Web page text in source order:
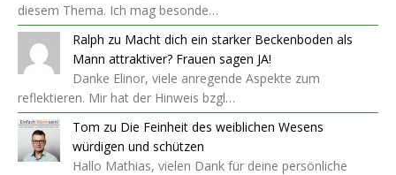
diesem Thema. Ich mag besonde…
Ralph zu Macht dich ein starker Beckenboden als
Mann attraktiver? Frauen sagen JA!
Danke Elinor, viele anregende Aspekte zum
reflektieren. Mir hat der Hinweis bzgl…
Tom zu Die Feinheit des weiblichen Wesens
würdigen und schützen
Hallo Mathias, vielen Dank für deine persönliche